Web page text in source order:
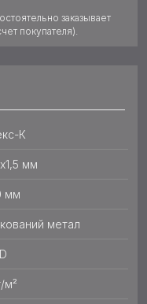
заказывает
покупателя).
К
мм
мм
метал
м²